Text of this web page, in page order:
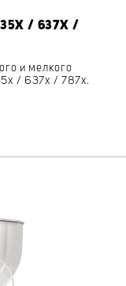
/ 637X /
и мелкого
/ 637x / 787x.